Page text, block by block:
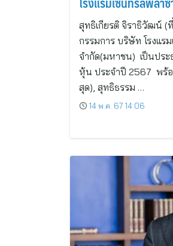
สุทธิเกียรติ จิราธิวัฒน์ (
กรรมการ บริษัท โรงแร
จำกัด(มหาชน) เป็นปร
หุ้น ประจำปี 2567 พร้
สุด), สุทธิธรรม …
14 พ.ค. 67 14:06